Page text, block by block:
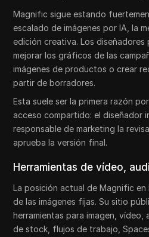
Magnific sigue estando
escalado de imágenes por IA, la
edición creativa. Los diseñadores
mejorar los gráficos de las
imágenes de productos o crear
partir de borradores.
Esta suele ser la primera razón
acceso compartido: el diseñador
responsable de marketing la
aprueba la versión final.
Herramientas de vídeo,
La posición actual de Magnific en
de las imágenes fijas. Su sitio
herramientas para imagen, vídeo,
de stock, flujos de trabajo,